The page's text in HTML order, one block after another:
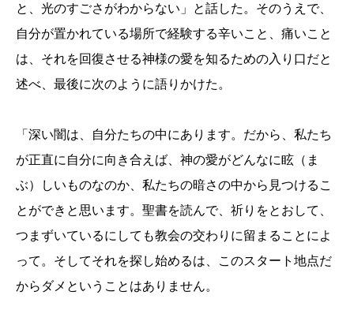
と、光のすごさがわからない」と話した。そのうえで、
自分が置かれている場所で経験する辛いこと、痛いこと
は、それを回復させる神様の愛を知るための入り口だと
述べ、最後に次のように語りかけた。
「深い闇は、自分たちの中にあります。だから、私たち
が正直に自分に向き合えば、神の愛がどんなに眩（ま
ぶ）しいものなのか、私たちの暗さの中から見つけるこ
とができと思います。聖書を読んで、祈りをとおして、
つまずいているにしても教会の交わりに留まることによ
って。そしてそれを探し始めるは、このスタート地点だ
からダメということはありません。